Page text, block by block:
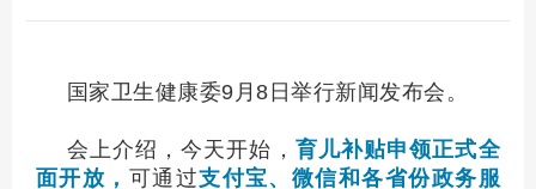
国家卫生健康委9月8日举行新闻发布会。
会上介绍，今天开始， 育儿补贴申领正式全
面开放， 可通过支付宝、微信和各省份政务服